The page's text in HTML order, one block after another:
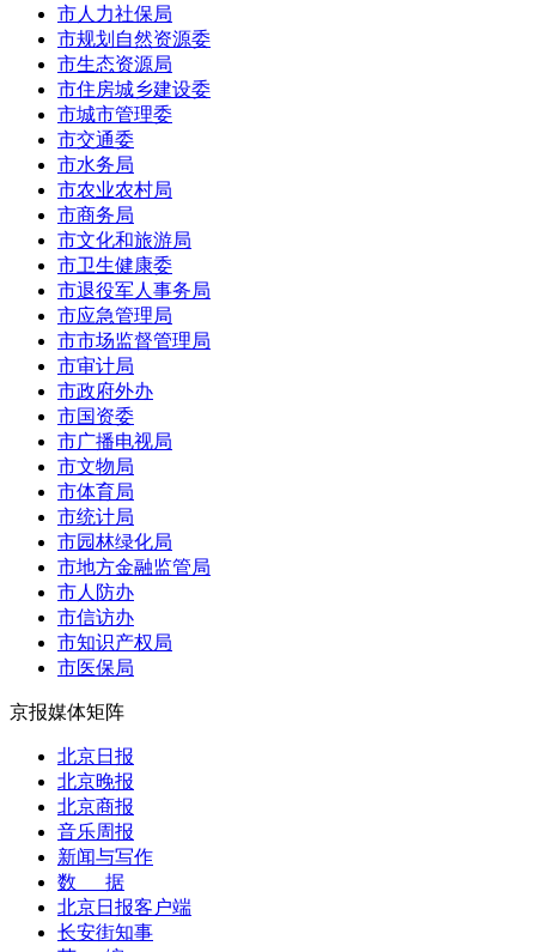
市人力社保局
市规划自然资源委
市生态资源局
市住房城乡建设委
市城市管理委
市交通委
市水务局
市农业农村局
市商务局
市文化和旅游局
市卫生健康委
市退役军人事务局
市应急管理局
市市场监督管理局
市审计局
市政府外办
市国资委
市广播电视局
市文物局
市体育局
市统计局
市园林绿化局
市地方金融监管局
市人防办
市信访办
市知识产权局
市医保局
京报媒体矩阵
北京日报
北京晚报
北京商报
音乐周报
新闻与写作
数 据
北京日报客户端
长安街知事